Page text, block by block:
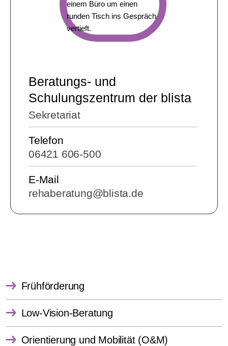
Beratungs- und
Schulungszentrum der blista
Sekretariat
Telefon
06421 606-500
E-Mail
rehaberatung@blista.de
Frühförderung
Low-Vision-Beratung
Orientierung und Mobilität (O&M)